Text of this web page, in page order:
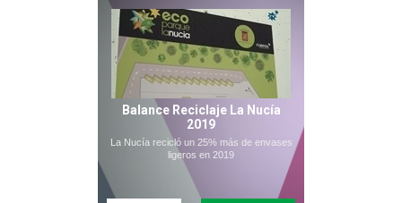
Balance Reciclaje La Nucía
2019
La Nucía recicló un 25% más de envases
ligeros en 2019